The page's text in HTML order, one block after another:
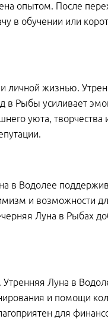
опытом. После
в обучении или
личной жизнью.
в Рыбы усиливает
уюта, творчества
в Водолее
и возможности
Луна в Рыбах
Луна в
и помощи
для